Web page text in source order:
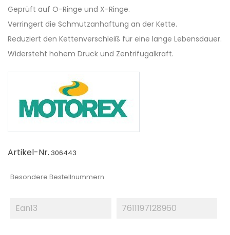
Geprüft auf O-Ringe und X-Ringe.
Verringert die Schmutzanhaftung an der Kette.
Reduziert den Kettenverschleiß für eine lange Lebensdauer.
Widersteht hohem Druck und Zentrifugalkraft.
Artikel-Nr. 306443
Besondere Bestellnummern
Ean13 7611197128960